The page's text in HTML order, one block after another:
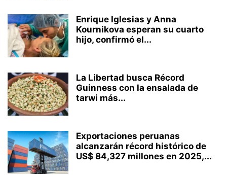
Enrique Iglesias y Anna
Kournikova esperan su cuarto
hijo, confirmó el...
La Libertad busca Récord
Guinness con la ensalada de
tarwi más...
Exportaciones peruanas
alcanzarán récord histórico de
US$ 84,327 millones en 2025,...